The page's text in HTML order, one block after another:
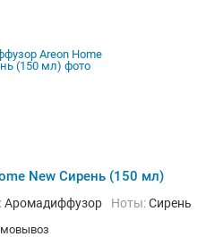
New Сирень (150 мл)
Аромадиффузор Ноты:Сирень